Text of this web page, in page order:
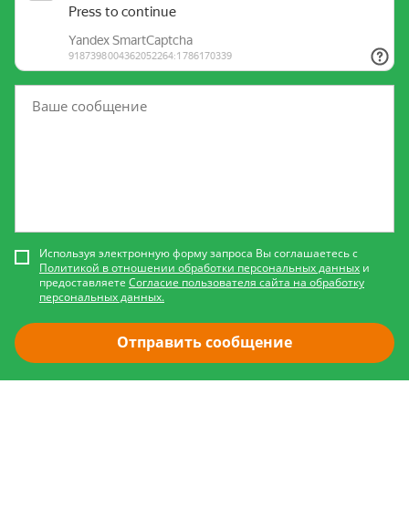
Отправить сообщение
Используя электронную форму запроса Вы соглашаетесь с
Политикой в отношении обработки персональных данных и
предоставляете Согласие пользователя сайта на обработку
персональных данных.